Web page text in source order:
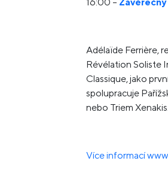
Adélaïde Ferrière,
Révélation Soliste
Classique, jako
spolupracuje
nebo Triem Xenakis.
Více informací